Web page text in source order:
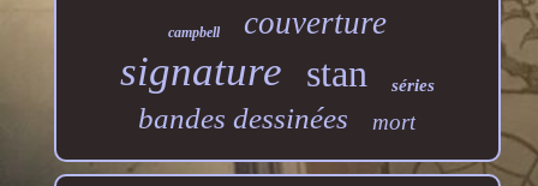
campbell couverture
signature stan séries
bandes dessinées mort